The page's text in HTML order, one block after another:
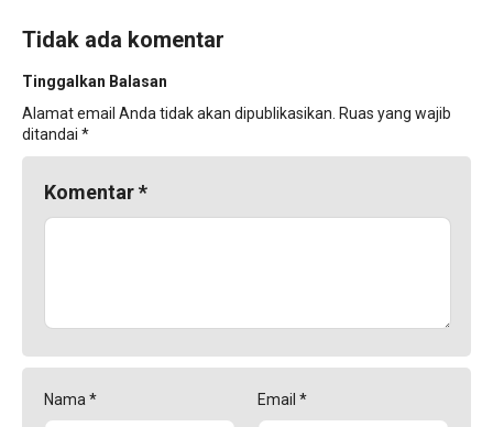
Tidak ada komentar
Tinggalkan Balasan
Alamat email Anda tidak akan dipublikasikan. Ruas yang wajib
ditandai *
Komentar*
Nama* Email *